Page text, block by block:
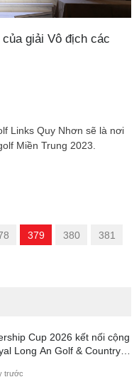
giải Vô địch các
Links Quy Nhơn sẽ là nơi
Miền Trung 2023.
379 380
381
Cup 2026 kết nối cộng
Long An Golf & Country
trước